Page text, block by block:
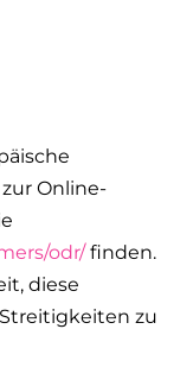
Online-
odr/finden.
diese
zu